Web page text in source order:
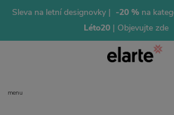
Sleva na letní designovky | -20 % na
Léto20 | Objevujte zde
menu